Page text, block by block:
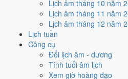
Lịch âm tháng 10 năm
Lịch âm tháng 11 năm
Lịch âm tháng 12 năm
Lịch tuần
Công cụ
Đổi lịch âm - dương
Tính tuổi âm lịch
Xem giờ hoàng đạo
Vận 7 Thất Xích
hưởng gì tới năm
Vận 7 lấy hànhKimlàm chủ, đóng ở
mang Can Quý hành Thủy. So với
(tương sinh) . Theo Huyền Không,